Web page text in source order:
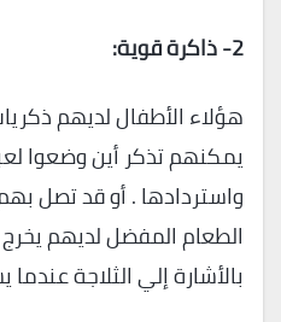
2- ذاكرة قوية:
هؤلاء الأطفال لديهم
يمكنهم تذكر أين وضعوا
واستردادها . أو قد تصل
الطعام المفضل لديهم
بالأشارة إلي الثلاجة عندما